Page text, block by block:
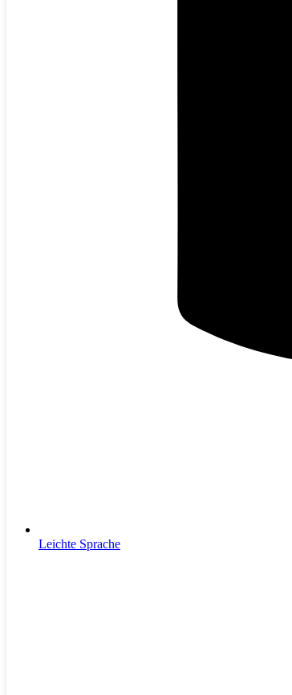
Leichte Sprache